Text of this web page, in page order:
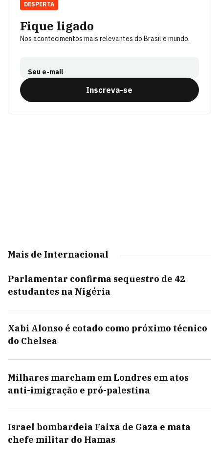
Fique ligado
Nos acontecimentos mais relevantes do Brasil e mundo.
Seu e-mail
Inscreva-se
DESPERTA
Mais de Internacional
Parlamentar confirma sequestro de 42
estudantes na Nigéria
Xabi Alonso é cotado como próximo técnico
do Chelsea
Milhares marcham em Londres em atos
anti-imigração e pró-palestina
Israel bombardeia Faixa de Gaza e mata
chefe militar do Hamas